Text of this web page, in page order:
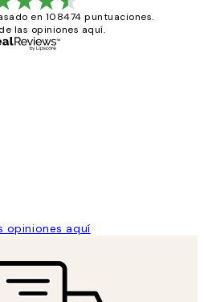
en 108474 puntuaciones.
las opiniones aquí.
opiniones aquí